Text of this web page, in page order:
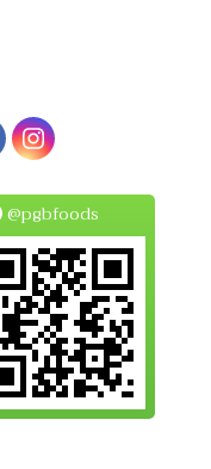
@pgbfoods